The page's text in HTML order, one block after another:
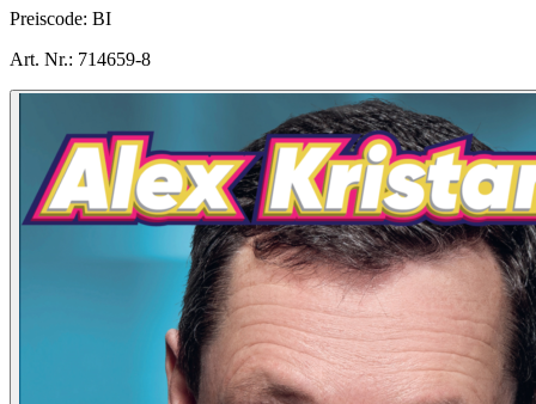
Preiscode: BI
Art. Nr.: 714659-8